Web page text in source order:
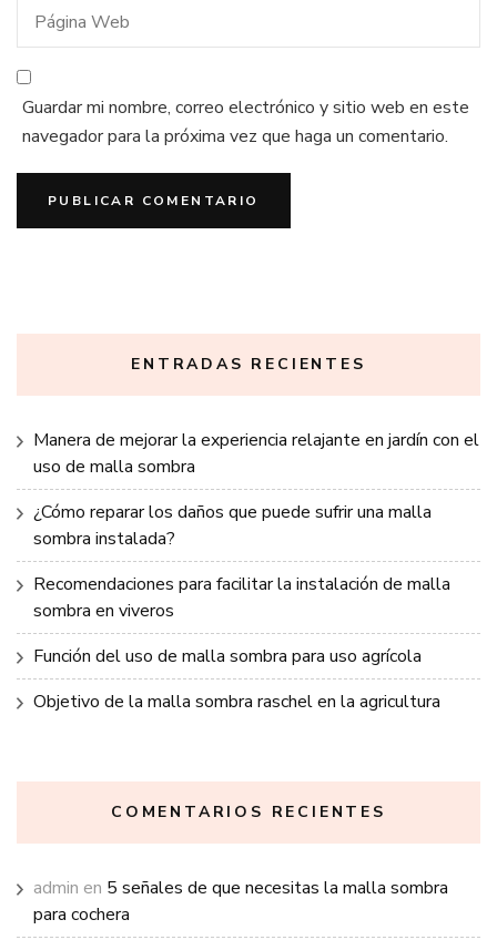
Guardar mi nombre, correo electrónico y sitio web en este
navegador para la próxima vez que haga un comentario.
ENTRADAS RECIENTES
Manera de mejorar la experiencia relajante en jardín con el
uso de malla sombra
¿Cómo reparar los daños que puede sufrir una malla
sombra instalada?
Recomendaciones para facilitar la instalación de malla
sombra en viveros
Función del uso de malla sombra para uso agrícola
Objetivo de la malla sombra raschel en la agricultura
COMENTARIOS RECIENTES
admin en 5 señales de que necesitas la malla sombra
para cochera